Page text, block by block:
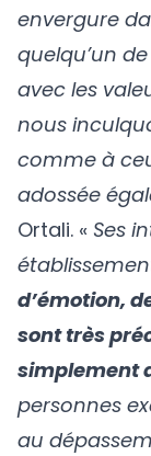
envergure
quelqu’un
avec les
nous
comme à
adossée
Ortali. « Ses
d’émotion,
sont très
simplement
personnes
au